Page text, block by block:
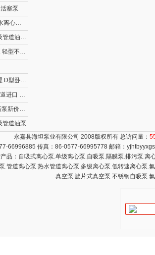
塞泵
曝气机
立式自吸泵
多级离心泵
清水多级泵
水多级泵
型 立式排污泵
管道油泵
永嘉县海坦泵业有限公司 2008版权所有 总访问量：
66996885 传真：86-0577-66995778 邮箱：
品：自吸式离心泵.单级离心泵.自吸泵.隔膜泵.排污泵.
.管道离心泵.热水管道离心泵.多级离心泵.低转速离心泵
真空泵.旋片式真空泵.不锈钢自吸泵.